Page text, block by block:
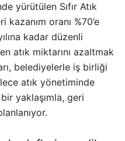
yürütülen Sıfır Atık
oranı %70’e
kadar düzenli
atık miktarını azaltmak
belediyelerle iş birliği
atık yönetiminde
yaklaşımla, geri